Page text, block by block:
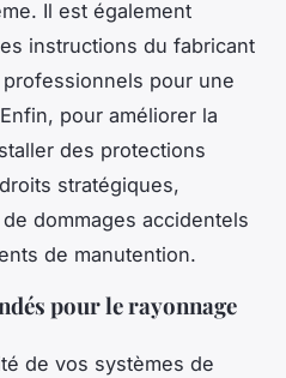
Il est également
instructions du fabricant
pour une
pour améliorer la
des protections
stratégiques,
dommages accidentels
de manutention.
pour le rayonnage
de vos systèmes de